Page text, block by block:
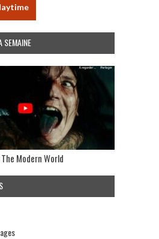
SEMAINE
Modern World